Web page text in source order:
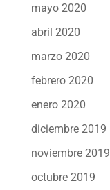
mayo 2020
abril 2020
marzo 2020
febrero 2020
enero 2020
diciembre 2019
noviembre 2019
octubre 2019